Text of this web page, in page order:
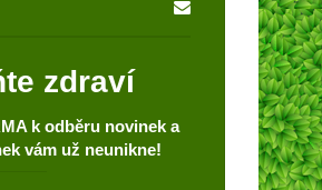
zdraví
k odběru novinek a
vám už neunikne!